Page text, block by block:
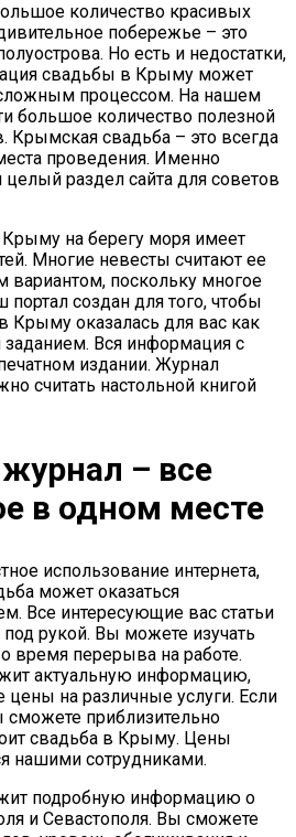
количество красивых
побережье – это
Но есть и недостатки,
свадьбы в Крыму может
сложным процессом. На нашем
большое количество полезной
Крымская свадьба – это всегда
проведения. Именно
раздел сайта для советов
Крыму на берегу моря имеет
Многие невесты считают ее
поскольку многое
создан для того, чтобы
Крыму оказалась для вас как
Вся информация с
издании. Журнал
считать настольной книгой
– все
в одном месте
использование интернета,
может оказаться
Все интересующие вас статьи
рукой. Вы можете изучать
время перерыва на работе.
актуальную информацию,
на различные услуги. Если
сможете приблизительно
свадьба в Крыму. Цены
нашими сотрудниками.
подробную информацию о
и Севастополя. Вы сможете